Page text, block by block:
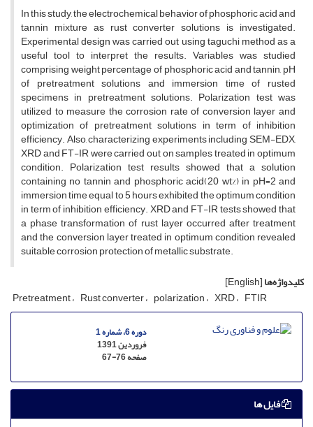
In this study, the electrochemical behavior of phosphoric acid and
tannin mixture as rust converter solutions is investigated.
Experimental design was carried out using taguchi method as a
useful tool to interpret the results. Variables was studied
comprising weight percentage of phosphoric acid and tannin, pH
of pretreatment solutions and immersion time of rusted
specimens in pretreatment solutions. Polarization test was
utilized to measure the corrosion rate of conversion layer and
optimization of pretreatment solutions in term of inhibition
efficiency. Also, characterizing experiments including SEM-EDX,
XRD and FT-IR were carried out on samples treated in optimum
condition. Polarization test results showed that a solution
containing no tannin and phosphoric acid(20 wt%) in pH=2 and
immersion time equal to 5 hours exhibited the optimum condition
in term of inhibition efficiency. XRD and FT-IR tests showed that
a phase transformation of rust layer occurred after treatment
and the conversion layer treated in optimum condition revealed
suitable corrosion protection of metallic substrate.
کلیدواژه‌ها[English]
Pretreatment Rust converter polarization XRD FTIR
دوره 6، شماره 1
فروردین 1391
صفحه67-76
فایل ها